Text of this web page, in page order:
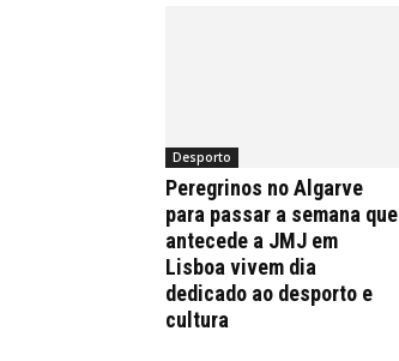
Desporto
Peregrinos no Algarve
para passar a semana que
antecede a JMJ em
Lisboa vivem dia
dedicado ao desporto e
cultura